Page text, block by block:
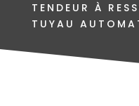
TENDEUR À
TUYAU